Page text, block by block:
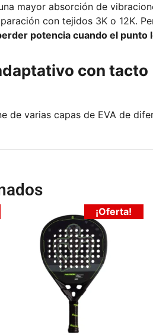
mayor absorción de
con tejidos 3K o 12K.
potencia cuando el punto
con tacto
de varias capas de EVA de
¡Oferta!